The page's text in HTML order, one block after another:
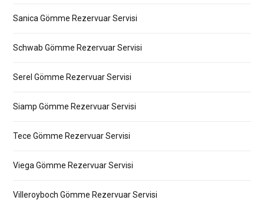
Sanica Gömme Rezervuar Servisi
Schwab Gömme Rezervuar Servisi
Serel Gömme Rezervuar Servisi
Siamp Gömme Rezervuar Servisi
Tece Gömme Rezervuar Servisi
Viega Gömme Rezervuar Servisi
Villeroyboch Gömme Rezervuar Servisi